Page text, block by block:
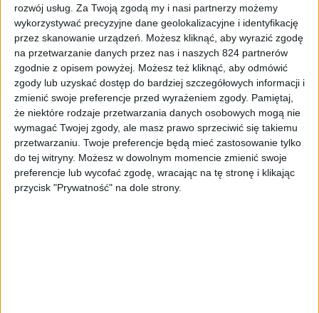
rozwój usług. Za Twoją zgodą my i nasi partnerzy możemy
wykorzystywać precyzyjne dane geolokalizacyjne i identyfikację
przez skanowanie urządzeń. Możesz kliknąć, aby wyrazić zgodę
na przetwarzanie danych przez nas i naszych 824 partnerów
zgodnie z opisem powyżej. Możesz też kliknąć, aby odmówić
zgody lub uzyskać dostęp do bardziej szczegółowych informacji i
zmienić swoje preferencje przed wyrażeniem zgody. Pamiętaj,
że niektóre rodzaje przetwarzania danych osobowych mogą nie
wymagać Twojej zgody, ale masz prawo sprzeciwić się takiemu
przetwarzaniu. Twoje preferencje będą mieć zastosowanie tylko
do tej witryny. Możesz w dowolnym momencie zmienić swoje
preferencje lub wycofać zgodę, wracając na tę stronę i klikając
przycisk "Prywatność" na dole strony.
włosia (9/10).
Okazało się też, że mój
przypadek nie jest jednostkowy.
Klientów wprowadzonych w błąd
jest znacznie więcej.